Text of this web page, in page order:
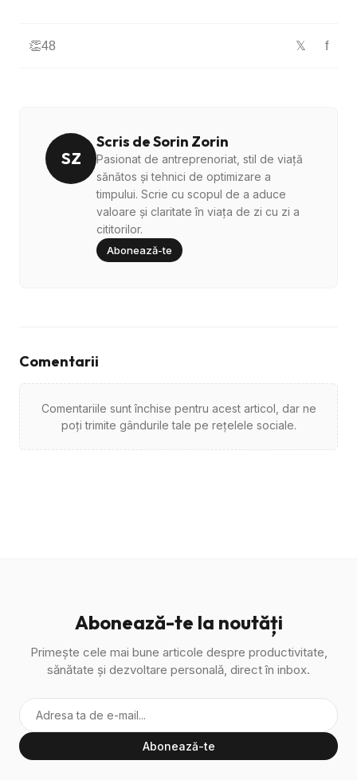
👏48 𝕏 f
SZ
Scris de Sorin Zorin
Pasionat de antreprenoriat, stil de viață
sănătos și tehnici de optimizare a
timpului. Scrie cu scopul de a aduce
valoare și claritate în viața de zi cu zi a
cititorilor.
Abonează-te
Comentarii
Comentariile sunt închise pentru acest articol, dar ne
poți trimite gândurile tale pe rețelele sociale.
Abonează-te la noutăți
Primește cele mai bune articole despre productivitate,
sănătate și dezvoltare personală, direct în inbox.
Abonează-te